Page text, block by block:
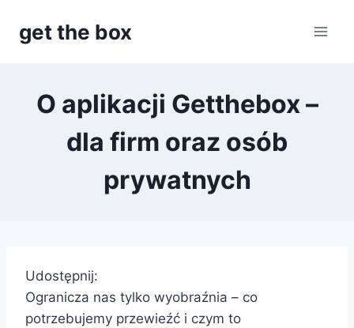
get the box
O aplikacji Getthebox –
dla firm oraz osób
prywatnych
Udostępnij:
Ogranicza nas tylko wyobraźnia – co
potrzebujemy przewieźć i czym to